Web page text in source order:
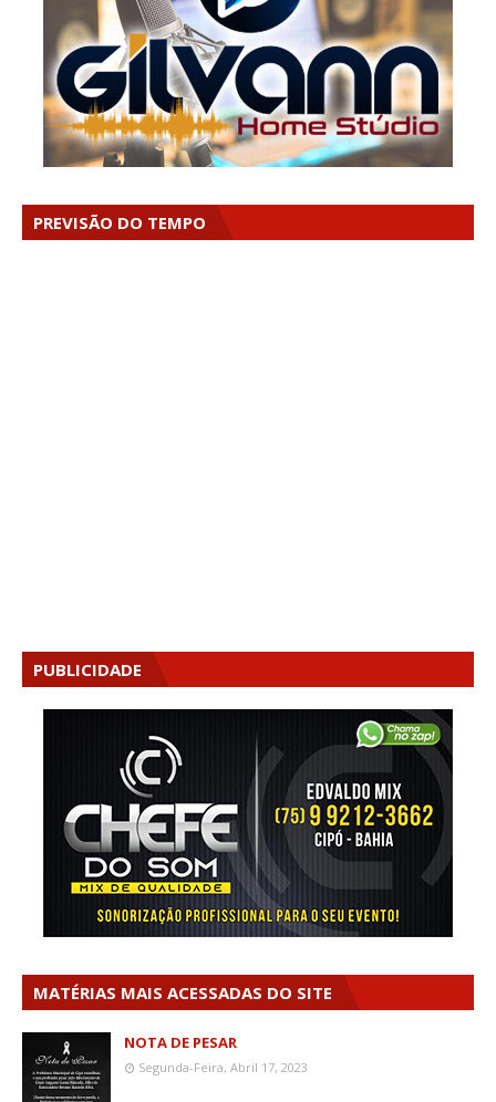
PREVISÃO DO TEMPO
PUBLICIDADE
MATÉRIAS MAIS ACESSADAS DO SITE
NOTA DE PESAR
Segunda-Feira, Abril 17, 2023